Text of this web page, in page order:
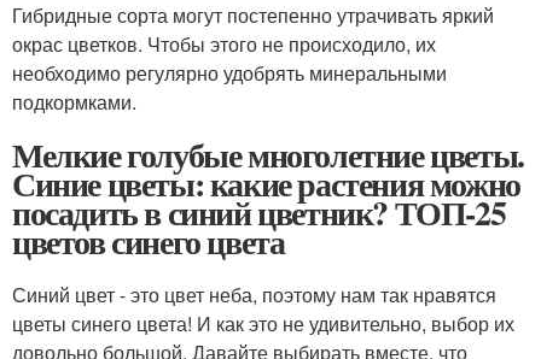
Гибридные сорта могут постепенно утрачивать яркий
окрас цветков. Чтобы этого не происходило, их
необходимо регулярно удобрять минеральными
подкормками.
Мелкие голубые многолетние цветы.
Синие цветы: какие растения можно
посадить в синий цветник? ТОП-25
цветов синего цвета
Синий цвет - это цвет неба, поэтому нам так нравятся
цветы синего цвета! И как это не удивительно, выбор их
довольно большой. Давайте выбирать вместе, что